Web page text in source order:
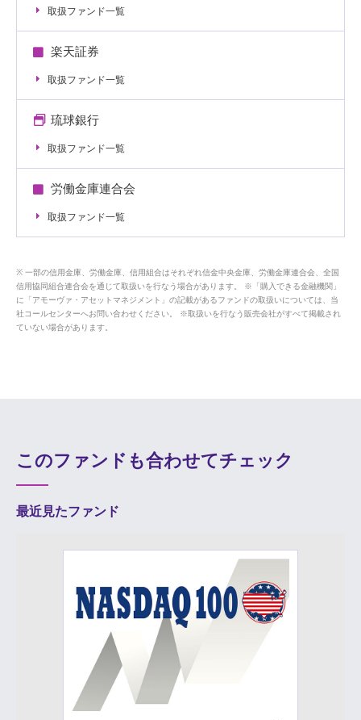
取扱ファンド一覧
楽天証券
取扱ファンド一覧
琉球銀行
取扱ファンド一覧
労働金庫連合会
取扱ファンド一覧
一部の信用金庫、労働金庫、信用組合はそれぞれ信金中央金庫、労働金庫連合会、全国
信用協同組合連合会を通じて取扱いを行なう場合があります。 ※「購入できる金融機関」
に「アモーヴァ・アセットマネジメント」の記載があるファンドの取扱いについては、当
社コールセンターへお問い合わせください。 ※取扱いを行なう販売会社がすべて掲載され
ていない場合があります。
このファンドも合わせてチェック
最近見たファンド